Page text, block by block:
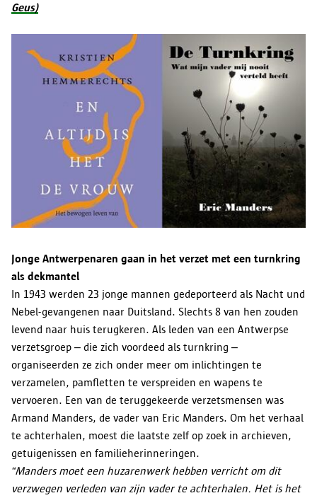
Geus)
Jonge Antwerpenaren gaan in het verzet met een turnkring
als dekmantel
In 1943 werden 23 jonge mannen gedeporteerd als Nacht und
Nebel-gevangenen naar Duitsland. Slechts 8 van hen zouden
levend naar huis terugkeren. Als leden van een Antwerpse
verzetsgroep – die zich voordeed als turnkring –
organiseerden ze zich onder meer om inlichtingen te
verzamelen, pamfletten te verspreiden en wapens te
vervoeren. Een van de teruggekeerde verzetsmensen was
Armand Manders, de vader van Eric Manders. Om het verhaal
te achterhalen, moest die laatste zelf op zoek in archieven,
getuigenissen en familieherinneringen.
“Manders moet een huzarenwerk hebben verricht om dit
verzwegen verleden van zijn vader te achterhalen. Het is het